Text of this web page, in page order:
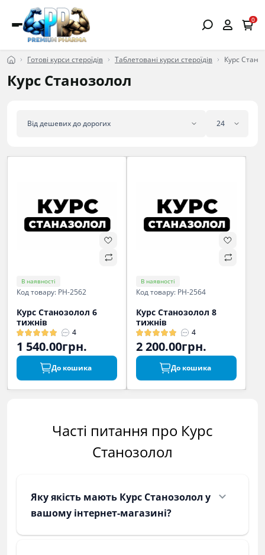
0
Готові курси стероїдів Таблетовані курси стероїдів Курс
Курс Станозолол
В наявності
Код товару: PH-2562
Курс Станозолол 6
тижнів
4
1 540.00грн.
До кошика
В наявності
Код товару: PH-2564
Курс Станозолол 8
тижнів
4
2 200.00грн.
До кошика
Часті питання про Курс
Станозолол
Яку якість мають Курс Станозолол у
вашому інтернет-магазині?